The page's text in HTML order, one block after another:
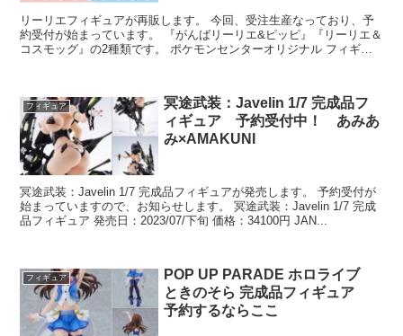
リーリエフィギュアが再販します。 今回、受注生産なっており、予
約受付が始まっています。 『がんばリーリエ&ピッピ』『リーリエ＆
コスモッグ』の2種類です。 ポケモンセンターオリジナル フィギュ
フィギュア
冥途武装：Javelin 1/7 完成品フ
ィギュア 予約受付中！ あみあ
み×AMAKUNI
冥途武装：Javelin 1/7 完成品フィギュアが発売します。 予約受付が
始まっていますので、お知らせします。 冥途武装：Javelin 1/7 完成
品フィギュア 発売日：2023/07/下旬 価格：34100円 JAN...
フィギュア
POP UP PARADE ホロライブ
ときのそら 完成品フィギュア
予約するならここ